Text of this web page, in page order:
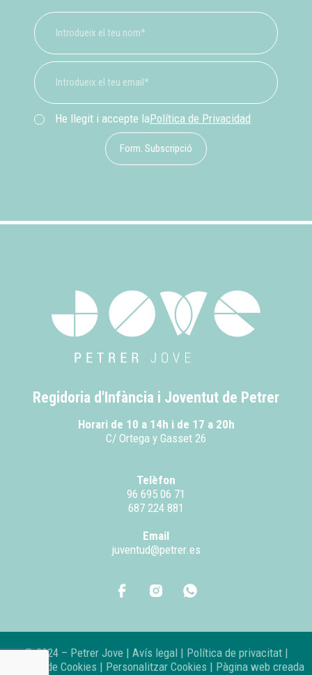
He llegit i accepte laPolítica de Privacidad
Form. Subscripció
Regidoria d'Infància i Joventut de Petrer
Horari de 10 a 14h i de 17 a 20h
C/ Ortega y Gasset 26
Telèfon
96 695 06 71
687 224 881
Email
juventud@petrer.es
© 2024 – Petrer Jove | Avís legal | Política de privacitat |
Política de Cookies | Personalitzar Cookies | Pàgina web creada